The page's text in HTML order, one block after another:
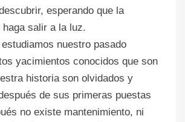
esperando que la
salir a la luz.
nuestro pasado
yacimientos conocidos que son
historia son olvidados y
de sus primeras puestas
no existe mantenimiento, ni